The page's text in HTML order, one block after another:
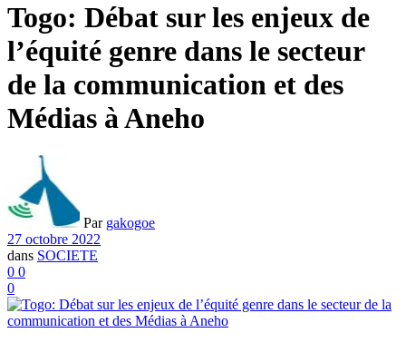
Togo: Débat sur les enjeux de
l’équité genre dans le secteur
de la communication et des
Médias à Aneho
Par gakogoe
27 octobre 2022
dans SOCIETE
0 0
0